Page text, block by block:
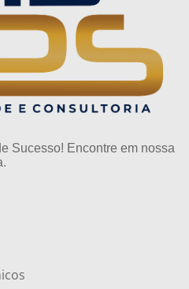
Sucesso! Encontre em nossa